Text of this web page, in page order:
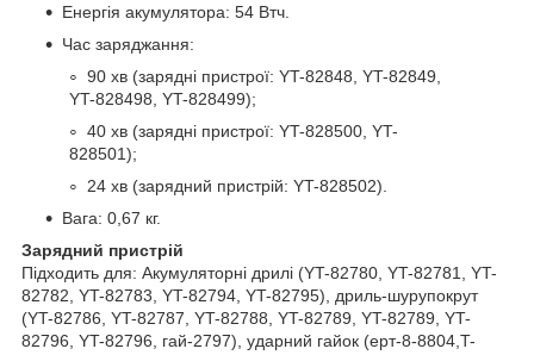
Енергія акумулятора: 54 Втч.
Час заряджання:
90 хв (зарядні пристрої: YT-82848, YT-82849,
YT-828498, YT-828499);
40 хв (зарядні пристрої: YT-828500, YT-
828501);
24 хв (зарядний пристрій: YT-828502).
Вага: 0,67 кг.
Зарядний пристрій
Підходить для: Акумуляторні дрилі (YT-82780, YT-82781, YT-
82782, YT-82783, YT-82794, YT-82795), дриль-шурупокрут
(YT-82786, YT-82787, YT-82788, YT-82789, YT-82789, YT-
82796, YT-82796, гай-2797), ударний гайок (ерт-8-8804,T-